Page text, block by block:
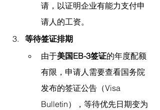
请，以证明企业有能力支付申
请人的工资。
等待签证排期
由于美国EB-3签证的年度配额
有限，申请人需要查看国务院
发布的签证公告（Visa
Bulletin），等待优先日期变为